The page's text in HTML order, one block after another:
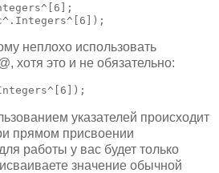
неплохо использовать
хотя это и не обязательно:
указателей происходит
прямом присвоении
работы у вас будет только
значение обычной